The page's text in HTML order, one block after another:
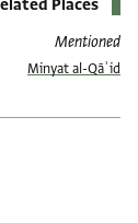
Places
Mentioned
Minyat al-Qāʾid